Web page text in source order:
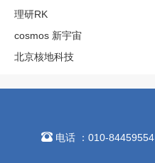
理研RK
cosmos 新宇宙
北京核地科技
电话 ：010-84459554